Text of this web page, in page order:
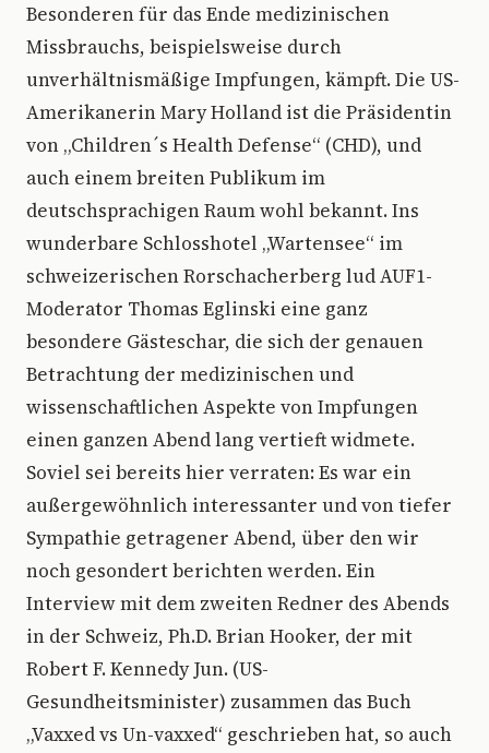
Besonderen für das Ende medizinischen
Missbrauchs, beispielsweise durch
unverhältnismäßige Impfungen, kämpft. Die US-
Amerikanerin Mary Holland ist die Präsidentin
von „Children´s Health Defense“ (CHD), und
auch einem breiten Publikum im
deutschsprachigen Raum wohl bekannt. Ins
wunderbare Schlosshotel „Wartensee“ im
schweizerischen Rorschacherberg lud AUF1-
Moderator Thomas Eglinski eine ganz
besondere Gästeschar, die sich der genauen
Betrachtung der medizinischen und
wissenschaftlichen Aspekte von Impfungen
einen ganzen Abend lang vertieft widmete.
Soviel sei bereits hier verraten: Es war ein
außergewöhnlich interessanter und von tiefer
Sympathie getragener Abend, über den wir
noch gesondert berichten werden. Ein
Interview mit dem zweiten Redner des Abends
in der Schweiz, Ph.D. Brian Hooker, der mit
Robert F. Kennedy Jun. (US-
Gesundheitsminister) zusammen das Buch
„Vaxxed vs Un-vaxxed“ geschrieben hat, so auch